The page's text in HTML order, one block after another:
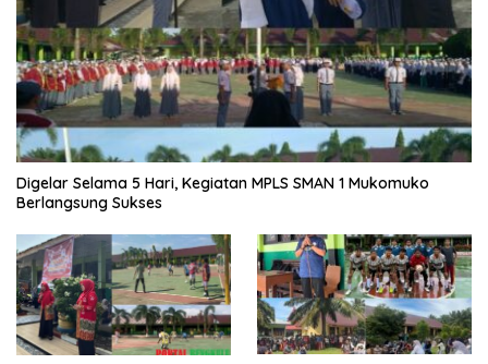
Digelar Selama 5 Hari, Kegiatan MPLS SMAN 1 Mukomuko
Berlangsung Sukses